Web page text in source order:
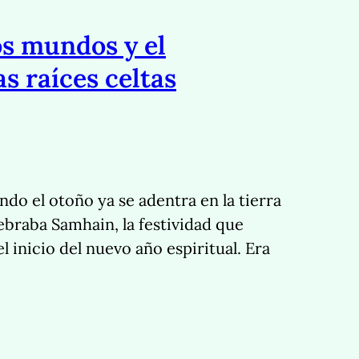
mundos y el
raíces celtas
el otoño ya se adentra en la tierra
Samhain, la festividad que
inicio del nuevo año espiritual. Era